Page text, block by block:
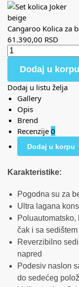
Cangaroo Kolica za
61.390,00 RSD
Dodaj u korpu
Dodaj u listu želja
Gallery
Opis
Brend
Recenzije 0
Dodaj u korpu
Karakteristike:
Pogodna su za
Ultra lagana
čak i sa
Reverzibilno
napred
Podesiv naslon
do sedećeg